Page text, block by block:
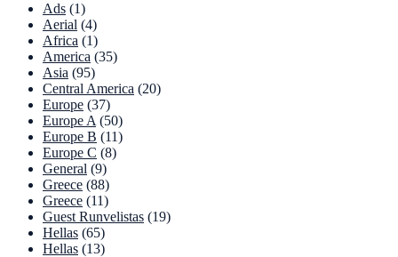
Ads (1)
Aerial (4)
Africa (1)
America (35)
Asia (95)
Central America (20)
Europe (37)
Europe A (50)
Europe B (11)
Europe C (8)
General (9)
Greece (88)
Greece (11)
Guest Runvelistas (19)
Hellas (65)
Hellas (13)